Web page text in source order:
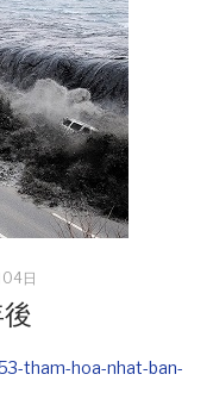
日
tham-hoa-nhat-ban-